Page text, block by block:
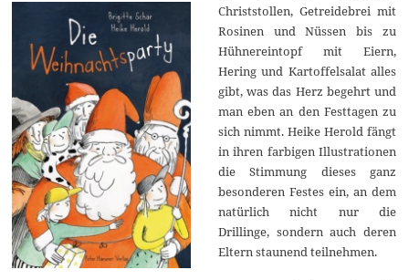
Christstollen, Getreidebrei mit
Rosinen und Nüssen bis zu
Hühnereintopf mit Eiern,
Hering und Kartoffelsalat alles
gibt, was das Herz begehrt und
man eben an den Festtagen zu
sich nimmt. Heike Herold fängt
in ihren farbigen Illustrationen
die Stimmung dieses ganz
besonderen Festes ein, an dem
natürlich nicht nur die
Drillinge, sondern auch deren
Eltern staunend teilnehmen.